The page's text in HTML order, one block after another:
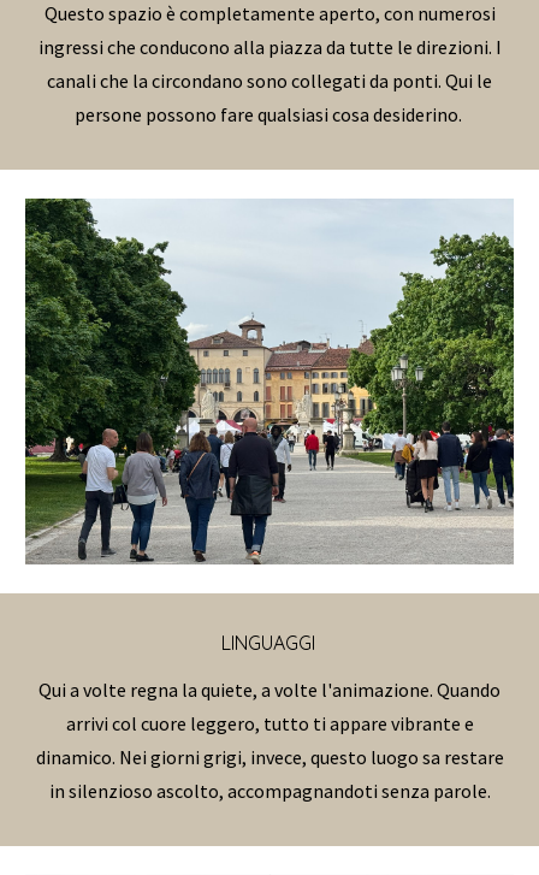
Questo spazio è completamente aperto, con numerosi
ingressi che conducono alla piazza da tutte le direzioni. I
canali che la circondano sono collegati da ponti. Qui le
persone possono fare qualsiasi cosa desiderino.
LINGUAGGI
Qui a volte regna la quiete, a volte l'animazione. Quando
arrivi col cuore leggero, tutto ti appare vibrante e
dinamico. Nei giorni grigi, invece, questo luogo sa restare
in silenzioso ascolto, accompagnandoti senza parole.